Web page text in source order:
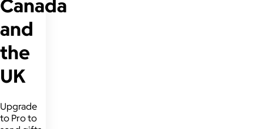
Canada
and
the
UK
Upgrade
to Pro to